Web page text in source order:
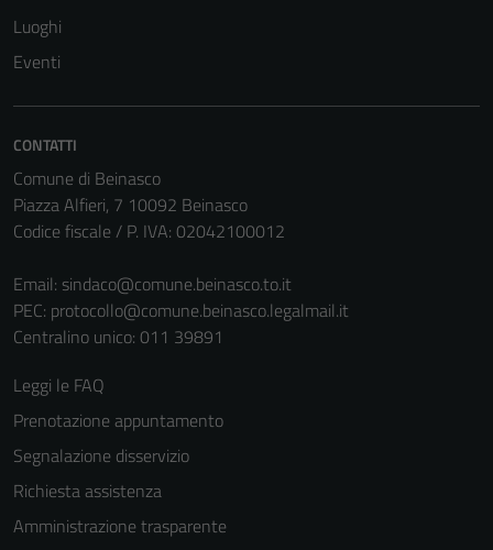
Luoghi
Eventi
CONTATTI
Comune di Beinasco
Piazza Alfieri, 7 10092 Beinasco
Codice fiscale / P. IVA: 02042100012
Email: sindaco@comune.beinasco.to.it
PEC: protocollo@comune.beinasco.legalmail.it
Centralino unico: 011 39891
Leggi le FAQ
Prenotazione appuntamento
Segnalazione disservizio
Richiesta assistenza
Amministrazione trasparente
Tecnici